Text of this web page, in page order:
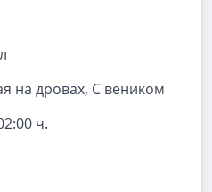
на дровах, С веником
ч.